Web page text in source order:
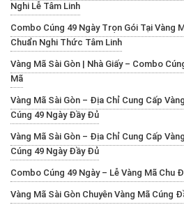
Nghi Lễ Tâm Linh
Combo Cúng 49 Ngày Trọn Gói Tại Vàng
Chuẩn Nghi Thức Tâm Linh
Vàng Mã Sài Gòn | Nhà Giấy – Combo
Mã
Vàng Mã Sài Gòn – Địa Chỉ Cung Cấp
Cúng 49 Ngày Đầy Đủ
Vàng Mã Sài Gòn – Địa Chỉ Cung Cấp
Cúng 49 Ngày Đầy Đủ
Combo Cúng 49 Ngày – Lễ Vàng Mã Chu
Vàng Mã Sài Gòn Chuyên Vàng Mã Cúng